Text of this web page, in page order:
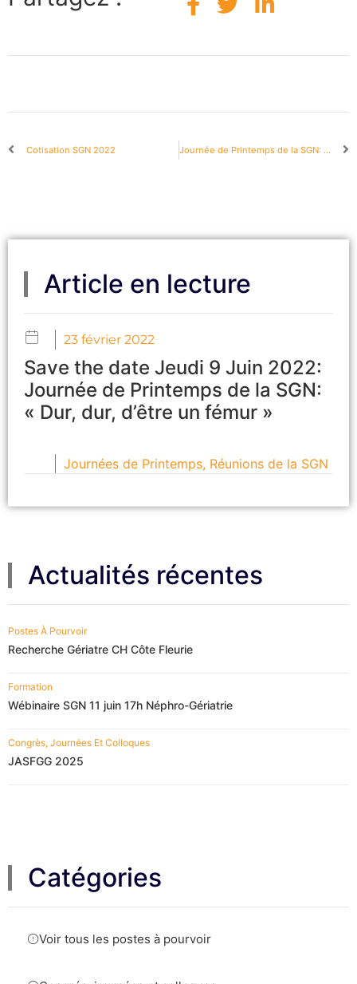
Cotisation SGN 2022 Journée de Printemps de la SGN: Jeudi 9 Juin 2022
Article en lecture
23 février 2022
Save the date Jeudi 9 Juin 2022:
Journée de Printemps de la SGN:
« Dur, dur, d’être un fémur »
Journées de Printemps, Réunions de la SGN
Actualités récentes
Postes À Pourvoir
Recherche Gériatre CH Côte Fleurie
Formation
Wébinaire SGN 11 juin 17h Néphro-Gériatrie
Congrès, Journées Et Colloques
JASFGG 2025
Catégories
Voir tous les postes à pourvoir